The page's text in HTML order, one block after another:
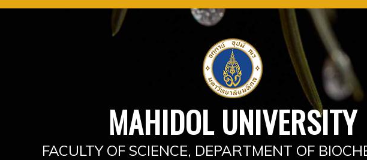
MAHIDOL UNIVERSITY
FACULTY OF SCIENCE, DEPARTMENT OF